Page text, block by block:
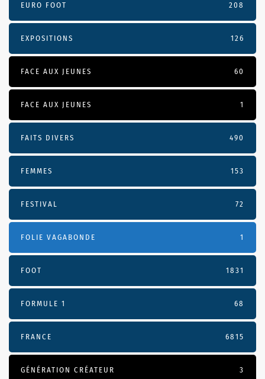
EURO FOOT 208
EXPOSITIONS 126
FACE AUX JEUNES 60
FACE AUX JEUNES 1
FAITS DIVERS 490
FEMMES 153
FESTIVAL 72
FOLIE VAGABONDE 1
FOOT 1831
FORMULE 1 68
FRANCE 6815
GÉNÉRATION CRÉATEUR 3